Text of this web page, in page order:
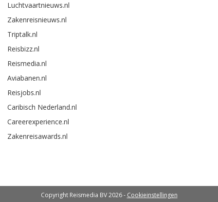
Luchtvaartnieuws.nl
Zakenreisnieuws.nl
Triptalk.nl
Reisbizz.nl
Reismedia.nl
Aviabanen.nl
Reisjobs.nl
Caribisch Nederland.nl
Careerexperience.nl
Zakenreisawards.nl
Copyright Reismedia BV 2026 - Cookieinstellingen